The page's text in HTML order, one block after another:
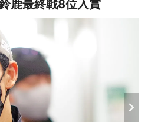
鹿最終戦8位入賞